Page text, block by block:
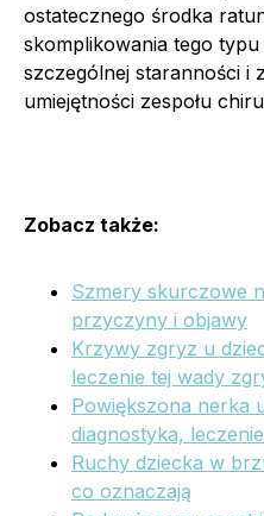
ostatecznego środka
skomplikowania tego
szczególnej staranności i
umiejętności zespołu
Zobacz także:
Szmery skurczowe
przyczyny i objawy
Krzywy zgryz u
leczenie tej wady
Powiększona nerka
diagnostyka, leczenie
Ruchy dziecka w
co oznaczają